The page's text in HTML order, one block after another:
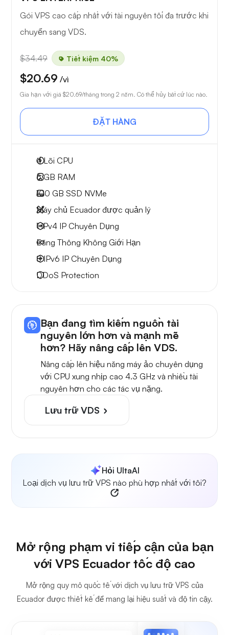
Gói VPS cao cấp nhất với tài nguyên tối đa trước khi
chuyển sang VDS.
$34.49 Tiết kiệm 40%
$20.69 /vì
Gia hạn với giá $20.69/tháng trong 2 năm. Có thể hủy bất cứ lúc nào.
ĐẶT HÀNG
4Lõi CPU
6 GB RAM
100 GB SSD NVMe
Máy chủ Ecuador được quản lý
1 IPv4 IP Chuyên Dụng
Băng Thông Không Giới Hạn
8 IPv6 IP Chuyên Dụng
DDoS Protection
Bạn đang tìm kiếm nguồn tài
nguyên lớn hơn và mạnh mẽ
hơn? Hãy nâng cấp lên VDS.
Nâng cấp lên hiệu năng máy ảo chuyên dụng
với CPU xung nhịp cao 4.3 GHz và nhiều tài
nguyên hơn cho các tác vụ nặng.
Lưu trữ VDS
Hỏi UltaAI
Loại dịch vụ lưu trữ VPS nào phù hợp nhất với tôi?
Mở rộng phạm vi tiếp cận của bạn
với VPS Ecuador tốc độ cao
Mở rộng quy mô quốc tế với dịch vụ lưu trữ VPS của
Ecuador được thiết kế để mang lại hiệu suất và độ tin cậy.